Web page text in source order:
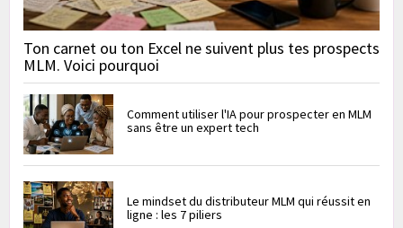
Ton carnet ou ton Excel ne suivent plus tes prospects
MLM. Voici pourquoi
Comment utiliser l'IA pour prospecter en MLM
sans être un expert tech
Le mindset du distributeur MLM qui réussit en
ligne : les 7 piliers